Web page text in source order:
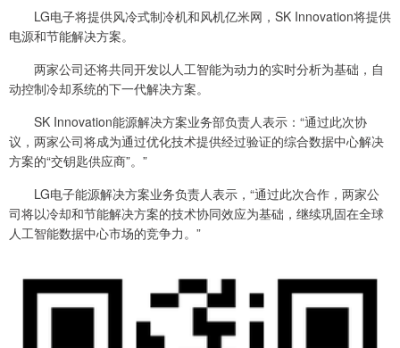
LG电子将提供风冷式制冷机和风机亿米网，SK Innovation将提供
电源和节能解决方案。
两家公司还将共同开发以人工智能为动力的实时分析为基础，自
动控制冷却系统的下一代解决方案。
SK Innovation能源解决方案业务部负责人表示：“通过此次协
议，两家公司将成为通过优化技术提供经过验证的综合数据中心解决
方案的“交钥匙供应商”。”
LG电子能源解决方案业务负责人表示，“通过此次合作，两家公
司将以冷却和节能解决方案的技术协同效应为基础，继续巩固在全球
人工智能数据中心市场的竞争力。”